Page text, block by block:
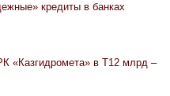
кредиты в банках
«Казгидромета» в Т12 млрд –